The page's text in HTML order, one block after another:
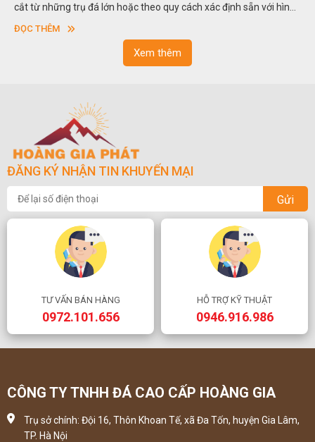
từ những trụ đá lớn hoặc theo quy cách xác định sẵn với hình
hoặc hình chữ nhật và có độ dày khác nhau.
THÊM
Xem thêm
ĐĂNG KÝ NHẬN TIN KHUYẾN MẠI
Gửi
TƯ VẤN BÁN HÀNG
0972.101.656
HỖ TRỢ KỸ THUẬT
0946.916.986
CÔNG TY TNHH ĐÁ CAO CẤP HOÀNG GIA
Trụ sở chính: Đội 16, Thôn Khoan Tế, xã Đa Tốn, huyện Gia Lâm,
TP. Hà Nội